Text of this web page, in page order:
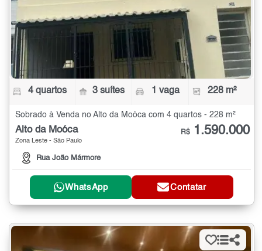
4 quartos 3 suítes 1 vaga 228 m²
Sobrado à Venda no Alto da Moóca com 4 quartos - 228 m²
Alto da Moóca
Zona Leste - São Paulo
Rua João Mármore
R$ 1.590.000
WhatsApp Contatar